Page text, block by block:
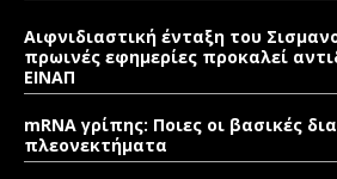
Αιφνιδιαστική ένταξη του
πρωινές εφημερίες προκαλεί
ΕΙΝΑΠ
mRNA γρίπης: Ποιες οι βασικές
πλεονεκτήματα